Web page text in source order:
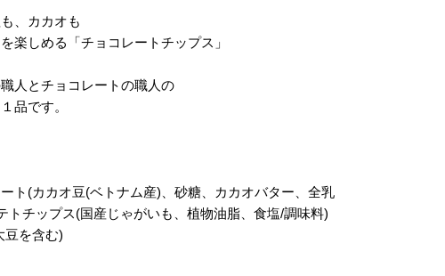
、カカオも
楽しめる「チョコレートチップス」
人とチョコレートの職人の
品です。
ト(カカオ豆(ベトナム産)、砂糖、カカオバター、全乳
トチップス(国産じゃがいも、植物油脂、食塩/調味料)
豆を含む)